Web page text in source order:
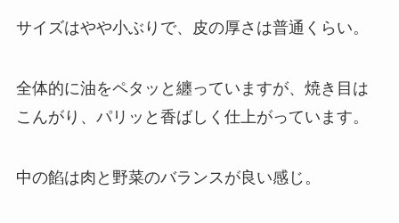
サイズはやや小ぶりで、皮の厚さは普通くらい。
全体的に油をペタッと纏っていますが、焼き目は
こんがり、パリッと香ばしく仕上がっています。
中の餡は肉と野菜のバランスが良い感じ。